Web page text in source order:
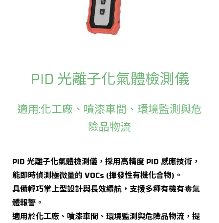
PID 光離子化氣體檢測儀
適用:化工廠、噴漆車間、環境監測與危
險品物流
PID 光離子化氣體檢測儀，採用高精度 PID 感應技術，
能即時偵測極微量的 VOCs (揮發性有機化合物)。
具備輕巧掌上型設計與長效續航，支援多種有機有毒氣
體報警。
適用於化工廠、噴漆車間、環境監測與危險品物流，提